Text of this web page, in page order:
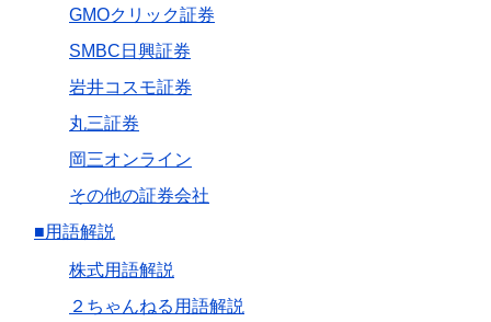
GMOクリック証券
SMBC日興証券
岩井コスモ証券
丸三証券
岡三オンライン
その他の証券会社
■用語解説
株式用語解説
２ちゃんねる用語解説